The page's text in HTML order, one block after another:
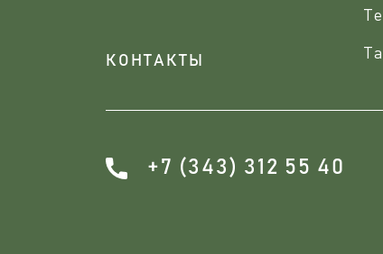
КОНТАКТЫ
+7 (343) 312 55 40